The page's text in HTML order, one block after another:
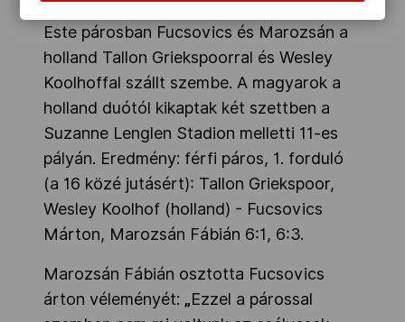
Este párosban Fucsovics és Marozsán a
holland Tallon Griekspoorral és Wesley
Koolhoffal szállt szembe. A magyarok a
holland duótól kikaptak két szettben a
Suzanne Lenglen Stadion melletti 11-es
pályán. Eredmény: férfi páros, 1. forduló
(a 16 közé jutásért): Tallon Griekspoor,
Wesley Koolhof (holland) - Fucsovics
Márton, Marozsán Fábián 6:1, 6:3.
Marozsán Fábián osztotta Fucsovics
árton véleményét: „Ezzel a párossal